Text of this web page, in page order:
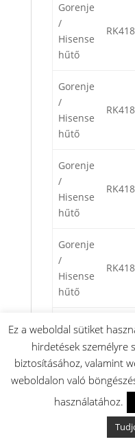
Gorenje
/
Hisense
hűtő
Gorenje
/
Hisense
hűtő
Gorenje
/
Hisense
hűtő
Gorenje
/
Hisense
hűtő
Gorenje
hűtő
Gorenje
Ez a weboldal sütiket
hirdetések személyre
biztosításához, valamint
weboldalon való
használatához.